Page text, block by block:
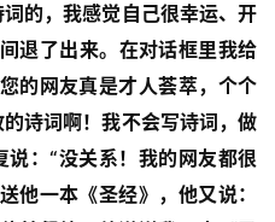
的，我感觉自己很幸运、开
退了出来。在对话框里我给
的网友真是才人荟萃，个个
诗词啊！我不会写诗词，做
：“没关系！我的网友都很
他一本《圣经》，他又说：